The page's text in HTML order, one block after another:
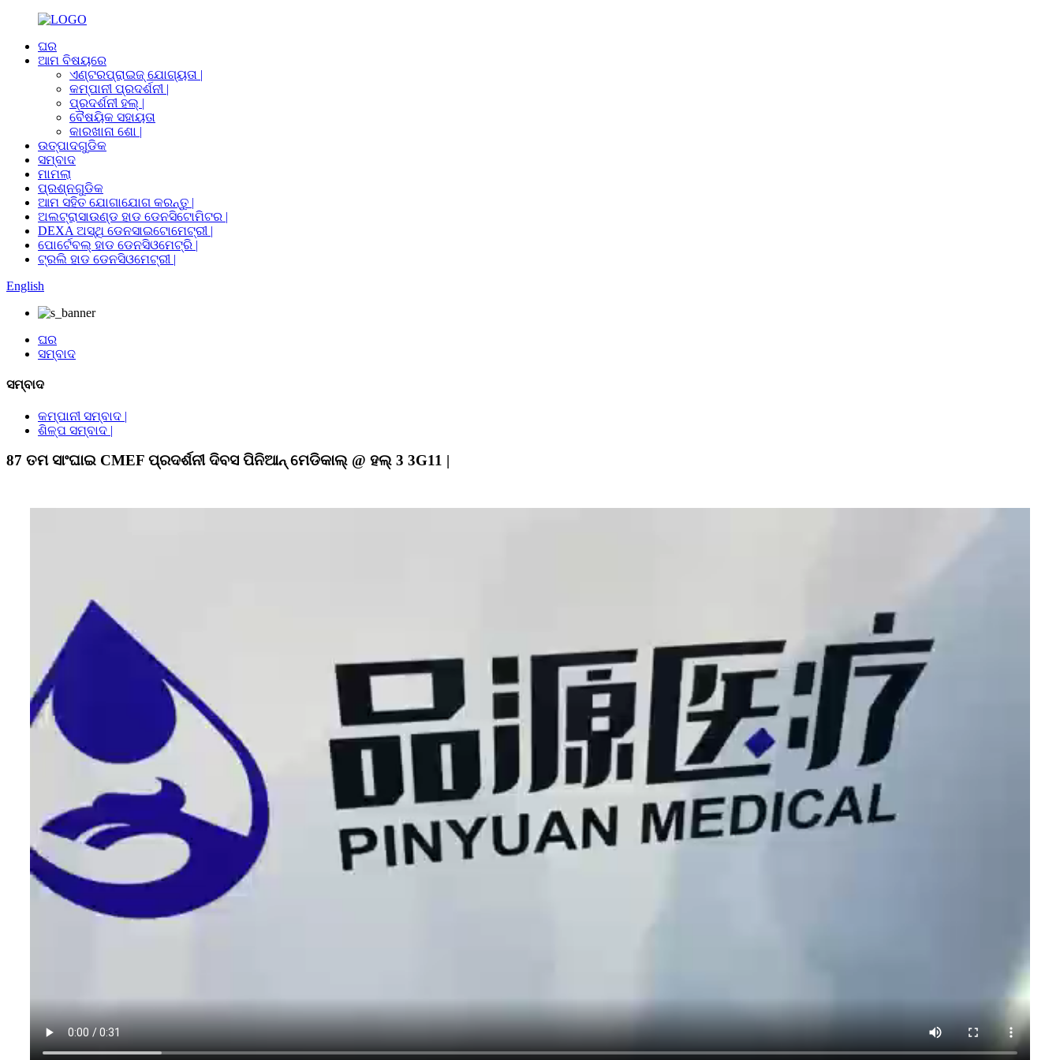
ଘର
ଆମ ବିଷୟରେ
ଏଣ୍ଟରପ୍ରାଇଜ୍ ଯୋଗ୍ୟତା |
କମ୍ପାନୀ ପ୍ରଦର୍ଶନୀ |
ପ୍ରଦର୍ଶନୀ ହଲ୍ |
ବୈଷୟିକ ସହାୟତା
କାରଖାନା ଶୋ |
ଉତ୍ପାଦଗୁଡିକ
ସମ୍ବାଦ
ମାମଲା
ପ୍ରଶ୍ନଗୁଡିକ
ଆମ ସହିତ ଯୋଗାଯୋଗ କରନ୍ତୁ |
ଅଲଟ୍ରାସାଉଣ୍ଡ ହାଡ ଡେନସିଟୋମିଟର |
DEXA ଅସ୍ଥି ଡେନସାଇଟୋମେଟ୍ରୀ |
ପୋର୍ଟେବଲ୍ ହାଡ ଡେନସିଓମେଟ୍ରି |
ଟ୍ରଲି ହାଡ ଡେନସିଓମେଟ୍ରୀ |
English
ଘର
ସମ୍ବାଦ
ସମ୍ବାଦ
କମ୍ପାନୀ ସମ୍ବାଦ |
ଶିଳ୍ପ ସମ୍ବାଦ |
87 ତମ ସାଂଘାଇ CMEF ପ୍ରଦର୍ଶନୀ ଦିବସ ପିନିଆନ୍ ମେଡିକାଲ୍ @ ହଲ୍ 3 3G11 |